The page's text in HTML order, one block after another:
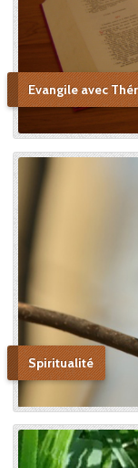
Evangile avec
Spiritualité